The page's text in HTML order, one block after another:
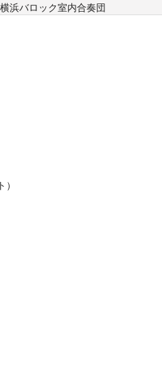
浜バロック室内合奏団